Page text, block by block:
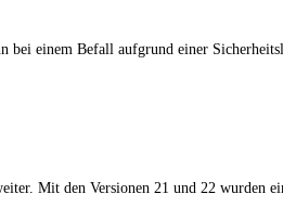
bei einem Befall aufgrund einer
Mit den Versionen 21 und 22 wurden